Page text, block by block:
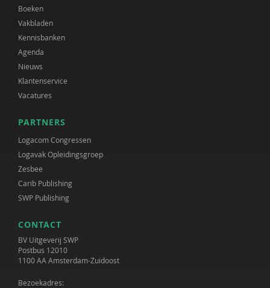
Boeken
Vakbladen
Kennisbanken
Agenda
Nieuws
Klantenservice
Vacatures
PARTNERS
Logacom Congressen
Logavak Opleidingsgroep
Zesbee
Carib Publishing
SWP Publishing
CONTACT
BV Uitgeverij SWP
Postbus 12010
1100 AA Amsterdam-Zuidoost
Bezoekadres: